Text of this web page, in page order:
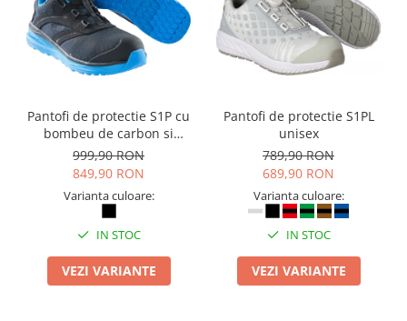
Audio
Boxe portabile
Laminatoare
Folii laminare
Accesorii mobilier
Ghilotine și Trimmere
Calculatoare de birou
Distrugatoare documente
Cosuri de gunoi pentru birou
Pantofi de protectie S1P cu
bombeu de carbon si
inchidere BOAÂ® Fit
999,90 RON
849,90 RON
Varianta culoare:
IN STOC
VEZI VARIANTE
Pantofi de protectie S1PL
unisex
789,90 RON
689,90 RON
Varianta culoare:
IN STOC
VEZI VARIANTE